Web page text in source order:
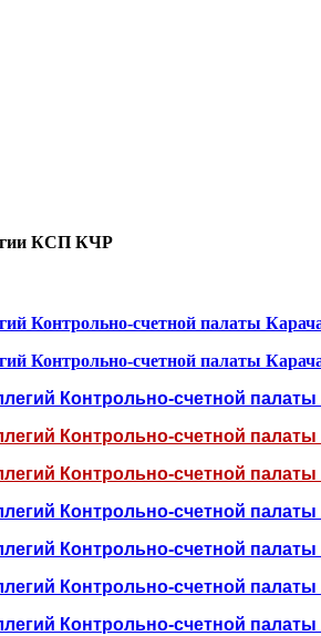
КСП КЧР
Контрольно-счетной палаты
Контрольно-счетной палаты
Контрольно-счетной палаты
Контрольно-счетной палаты
Контрольно-счетной палаты
Контрольно-счетной палаты
Контрольно-счетной палаты
Контрольно-счетной палаты
Контрольно-счетной палаты